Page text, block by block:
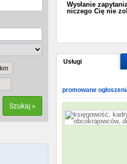
Szukaj »
Wysłanie
niczego Cię nie
Usługi
promowane